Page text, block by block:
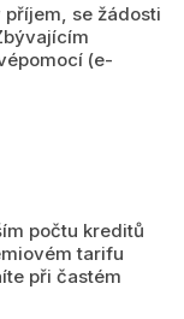
se žádosti
(e-
počtu kreditů
tarifu
při častém